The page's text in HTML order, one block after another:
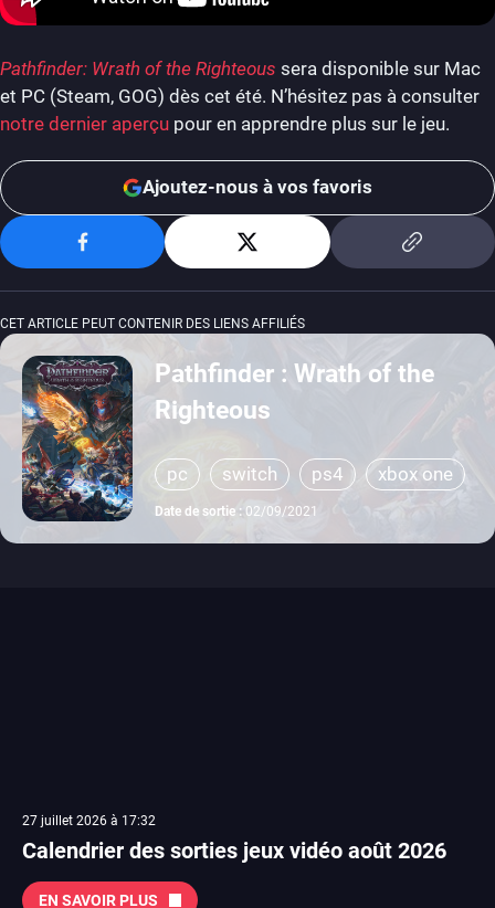
Pathfinder: Wrath of the Righteous sera disponible sur Mac
et PC (Steam, GOG) dès cet été. N’hésitez pas à consulter
notre dernier aperçu pour en apprendre plus sur le jeu.
Ajoutez-nous à vos favoris
CET ARTICLE PEUT CONTENIR DES LIENS AFFILIÉS
Pathfinder : Wrath of the
Righteous
pc switch ps4 xbox one
Date de sortie : 02/09/2021
27 juillet 2026 à 17:32
Calendrier des sorties jeux vidéo août 2026
EN SAVOIR PLUS